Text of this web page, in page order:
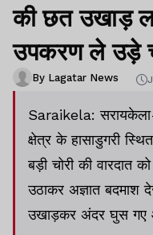
की छत उखाड़
उपकरण ले उड़े
By Lagatar News
Saraikela:
क्षेत्र के हासाडुगरी
बड़ी चोरी की वारदात
उठाकर अज्ञात बदमाश
उखाड़कर अंदर घुस गए